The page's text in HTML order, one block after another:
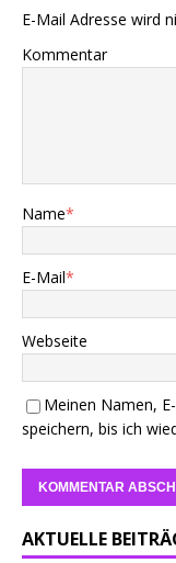
E-Mail Adresse wird
Kommentar
Name*
E-Mail*
Webseite
Meinen Namen,
speichern, bis ich
AKTUELLE